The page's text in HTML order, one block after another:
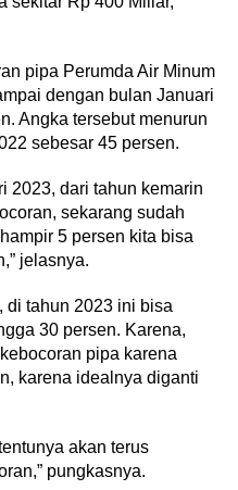
pipa Perumda Air Minum
dengan bulan Januari
Angka tersebut menurun
sebesar 45 persen.
2023, dari tahun kemarin
sekarang sudah
5 persen kita bisa
jelasnya.
di tahun 2023 ini bisa
30 persen. Karena,
pipa karena
karena idealnya diganti
akan terus
pungkasnya.